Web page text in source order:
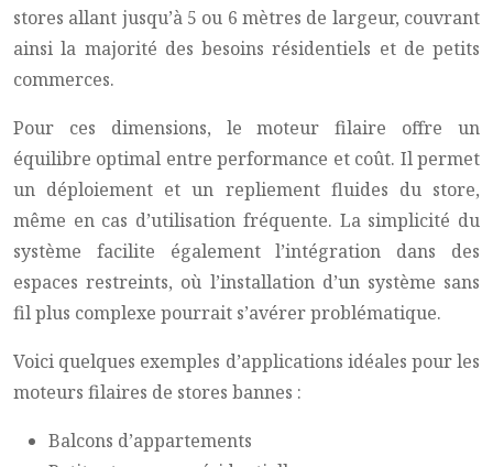
stores allant jusqu’à 5 ou 6 mètres de largeur, couvrant
ainsi la majorité des besoins résidentiels et de petits
commerces.
Pour ces dimensions, le moteur filaire offre un
équilibre optimal entre performance et coût. Il permet
un déploiement et un repliement fluides du store,
même en cas d’utilisation fréquente. La simplicité du
système facilite également l’intégration dans des
espaces restreints, où l’installation d’un système sans
fil plus complexe pourrait s’avérer problématique.
Voici quelques exemples d’applications idéales pour les
moteurs filaires de stores bannes :
Balcons d’appartements